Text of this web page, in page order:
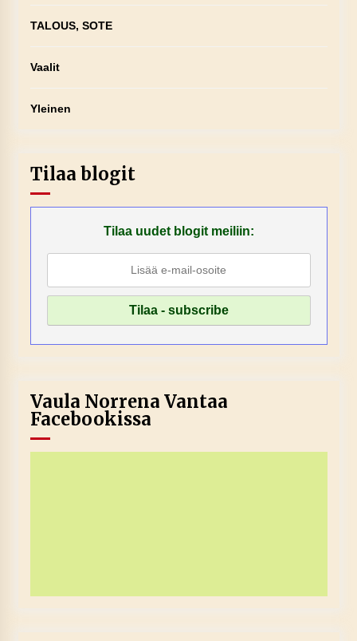
TALOUS, SOTE
Vaalit
Yleinen
Tilaa blogit
Tilaa uudet blogit meiliin:
Vaula Norrena Vantaa
Facebookissa